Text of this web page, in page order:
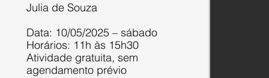
Julia de Souza
Data: 10/05/2025 – sábado
Horários: 11h às 15h30
Atividade gratuita, sem
agendamento prévio